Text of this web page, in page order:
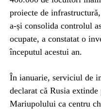
proiecte de
a-și consolida controlul
ocupate, a constatat o
începutul acestui an.
În ianuarie, serviciul de
declarat că Rusia
Mariupolului ca centru